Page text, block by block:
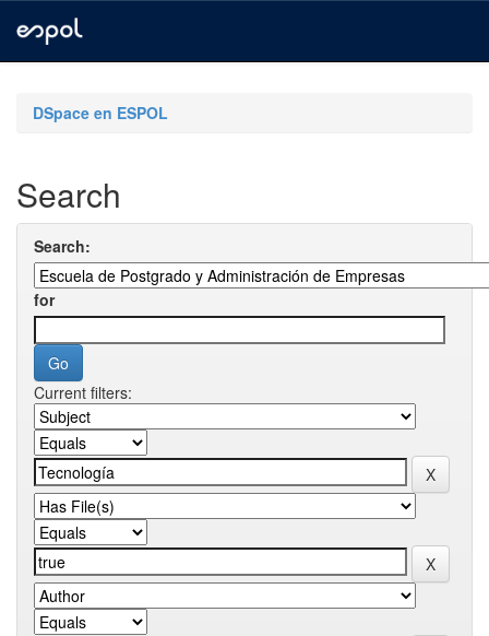
navigationDSpace en ESPOL
Search
Search:
for
Current filters: